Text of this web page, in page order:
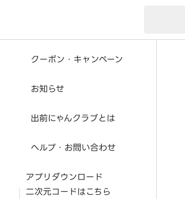
クーポン・キャンペーン
お知らせ
出前にゃんクラブとは
ヘルプ・お問い合わせ
アプリダウンロード
二次元コードはこちら